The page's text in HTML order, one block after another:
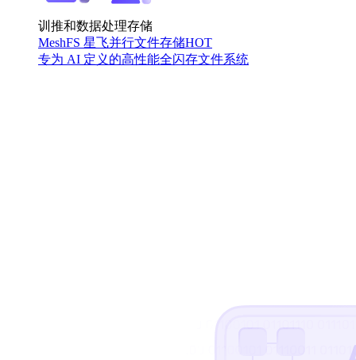
训推和数据处理存储
MeshFS 星飞并行文件存储HOT
专为 AI 定义的高性能全闪存文件系统